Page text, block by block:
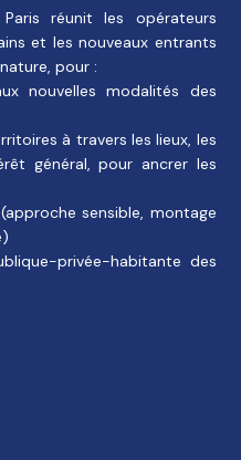
réunit les opérateurs
et les nouveaux entrants
pour :
nouvelles modalités des
à travers les lieux, les
général, pour ancrer les
sensible, montage
privée-habitante des